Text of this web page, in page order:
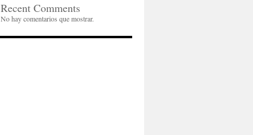
Recent Comments
No hay comentarios que mostrar.